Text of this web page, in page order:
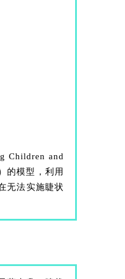
Children and
的模型，利用
无法实施睫状